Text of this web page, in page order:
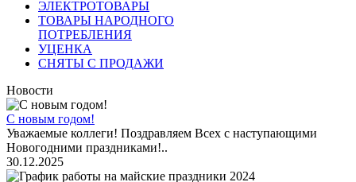
ЭЛЕКТРОТОВАРЫ
ТОВАРЫ НАРОДНОГО
ПОТРЕБЛЕНИЯ
УЦЕНКА
СНЯТЫ С ПРОДАЖИ
Новости
С новым годом!
Уважаемые коллеги! Поздравляем Всех с наступающими
Новогодними праздниками!..
30.12.2025